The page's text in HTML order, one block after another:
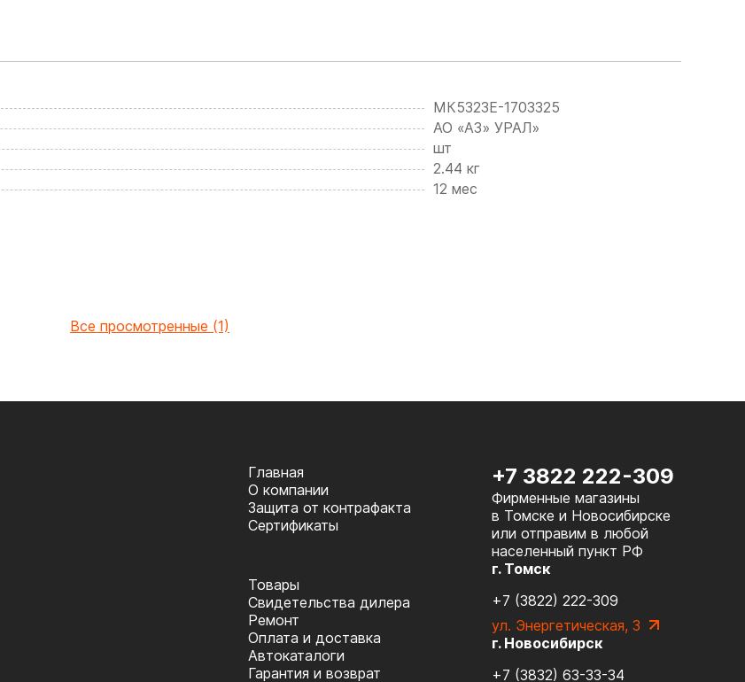
МК5323Е-1703325
АО «АЗ» УРАЛ»
шт
2.44 кг
12 мес
Все просмотренные (1)
Главная
О компании
Защита от контрафакта
Сертификаты
Товары
Cвидетельства дилера
Ремонт
Оплата и доставка
Автокаталоги
Гарантия и возврат
+7 3822 222-309
Фирменные магазины
в Томске и Новосибирске
или отправим в любой
населенный пункт РФ
г. Томск
+7 (3822) 222-309
ул. Энергетическая, 3
г. Новосибирск
+7 (3832) 63-33-34